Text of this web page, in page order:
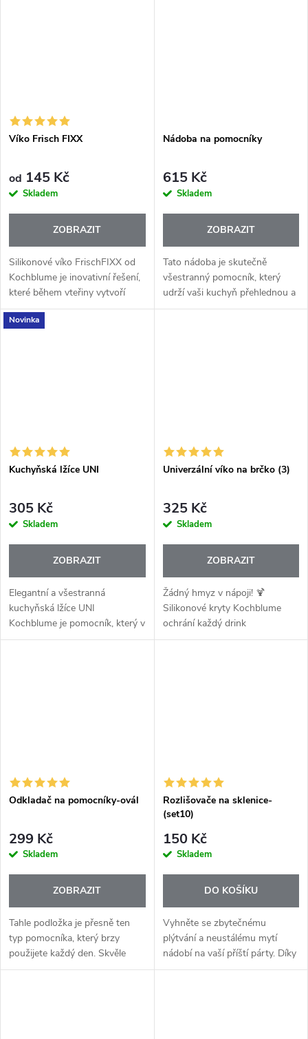
Víko Frisch FIXX
od 145 Kč
Skladem
ZOBRAZIT
Silikonové víko FrischFIXX od
Kochblume je inovativní řešení,
které během vteřiny vytvoří
podtlak a zavákuuje jakoukoli
skleněnou mísu nebo nádobu s
Nádoba na pomocníky
615 Kč
Skladem
ZOBRAZIT
Tato nádoba je skutečně
všestranný pomocník, který
udrží vaši kuchyň přehlednou a
náčiní vždy po ruce. Je
Novinka
Kuchyňská lžíce UNI
305 Kč
Skladem
ZOBRAZIT
Elegantní a všestranná
kuchyňská lžíce UNI
Kochblume je pomocník, který v
kuchyni nikdy neodpočívá.
Univerzální víko na brčko (3)
325 Kč
Skladem
ZOBRAZIT
Žádný hmyz v nápoji! 🍹
Silikonové kryty Kochblume
ochrání každý drink
Odkladač na pomocníky-ovál
299 Kč
Skladem
ZOBRAZIT
Tahle podložka je přesně ten
typ pomocníka, který brzy
použijete každý den. Skvěle
poslouží u grilu, v kuchyni i při
Rozlišovače na sklenice-
(set10)
150 Kč
Skladem
DO KOŠÍKU
Vyhněte se zbytečnému
plýtvání a neustálému mytí
nádobí na vaší příští párty. Díky
našim pestrobarevným